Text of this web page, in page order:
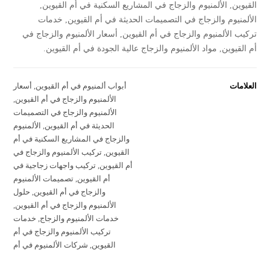
القيوين, الألمنيوم والزجاج في المشاريع السكنية في أم القيوين,
الألمنيوم والزجاج في التصميمات الحديثة في أم القيوين, خدمات
تركيب الألمنيوم والزجاج في أم القيوين, أسعار الألمنيوم والزجاج في
أم القيوين, مواد الألمنيوم والزجاج عالية الجودة في أم القيوين.
العلامات أبواب ألمنيوم في أم القيوين
أسعار
الألمنيوم والزجاج في أم القيوين
الألمنيوم والزجاج في التصميمات
الحديثة في أم القيوين
الألمنيوم
والزجاج في المشاريع السكنية في أم
القيوين تركيب الألمنيوم والزجاج في
أم القيوين تركيب واجهات زجاجية في
أم القيوين تصميمات الألمنيوم
والزجاج في أم القيوين حلول
الألمنيوم والزجاج في أم القيوين
خدمات الألمنيوم والزجاج خدمات
تركيب الألمنيوم والزجاج في أم
القيوين شركات الألمنيوم في أم